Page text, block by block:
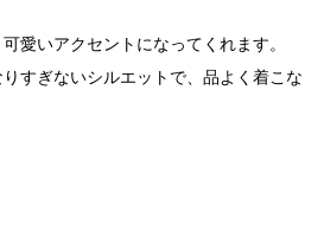
愛いアクセントになってくれます。
すぎないシルエットで、品よく着こな